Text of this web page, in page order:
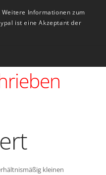
Kontakt
kleinen
Informationen zum
ist eine Akzeptant der